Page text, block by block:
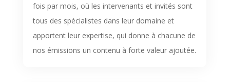
fois par mois, où les intervenants et invités sont
tous des spécialistes dans leur domaine et
apportent leur expertise, qui donne à chacune de
nos émissions un contenu à forte valeur ajoutée.